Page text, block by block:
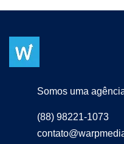
Somos uma
(88) 98221-1073